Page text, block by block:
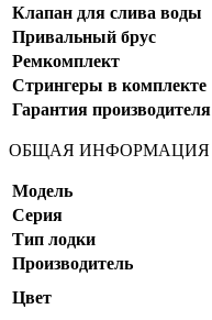
Клапан для слива воды
Привальный брус
Ремкомплект
Стрингеры в комплекте
Гарантия производителя
ОБЩАЯ ИНФОРМАЦИЯ
Модель
Серия
Тип лодки
Производитель
Цвет